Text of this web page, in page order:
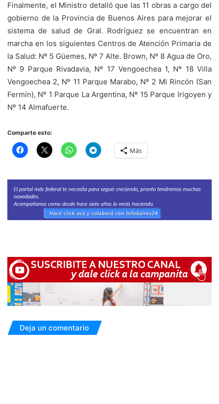
Finalmente, el Ministro detalló que las 11 obras a cargo del
gobierno de la Provincia de Buenos Aires para mejorar el
sistema de salud de Gral. Rodríguez se encuentran en
marcha en los siguientes Centros de Atención Primaria de
la Salud: Nº 5 Güemes, Nº 7 Alte. Brown, Nº 8 Agua de Oro,
Nº 9 Parque Rivadavia, Nº 17 Vengoechea 1, Nº 18 Villa
Vengoechea 2, Nº 11 Parque Marabo, Nº 2 Mi Rincón (San
Fermín), Nº 1 Parque La Argentina, Nº 15 Parque Irigoyen y
Nº 14 Almafuerte.
Comparte esto:
Más
Deja un comentario